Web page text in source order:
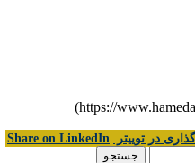
در توییتر Share on LinkedIn